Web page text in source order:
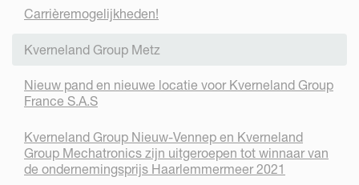
Carrièremogelijkheden!
Kverneland Group Metz
Nieuw pand en nieuwe locatie voor Kverneland Group
France S.A.S
Kverneland Group Nieuw-Vennep en Kverneland
Group Mechatronics zijn uitgeroepen tot winnaar van
de ondernemingsprijs Haarlemmermeer 2021